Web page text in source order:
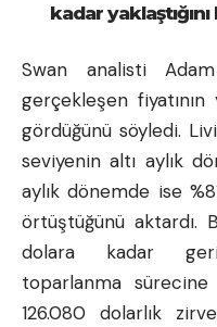
kadar
Swan analisti
gerçekleşen
gördüğünü söyledi.
seviyenin altı aylık
aylık dönemde ise
örtüştüğünü aktardı.
dolara kadar
toparlanma sürecine
126.080 dolarlık